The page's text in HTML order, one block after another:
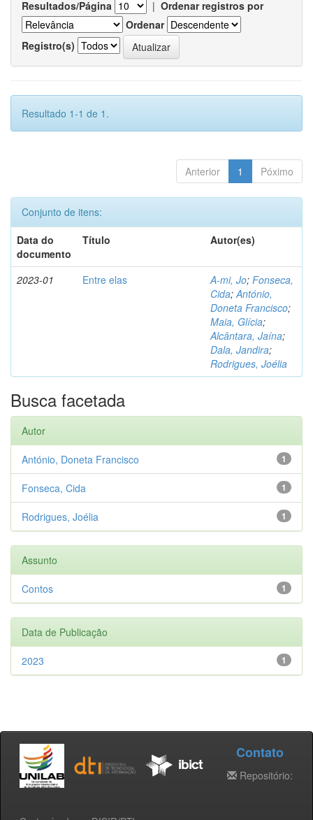
Resultados/Página | Ordenar registros por
Ordenar
Registro(s)
Resultado 1-1 de 1.
Anterior 1 Póximo
Conjunto de itens:
Data do
documento
Título Autor(es)
2023-01 Entre elas A-mi, Jo; Fonseca,
Cida;António,
Doneta Francisco;
Maia, Glícia;
Alcântara, Jaína;
Dala, Jandira;
Rodrigues, Joélia
Busca facetada
Autor
1
António, Doneta Francisco
1
Fonseca, Cida
1
Rodrigues, Joélia
Assunto
1
Contos
Data de Publicação
1
2023
Contato
Repositório: